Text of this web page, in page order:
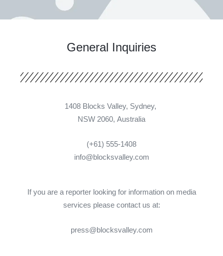
General Inquiries​
1408 Blocks Valley, Sydney,
NSW 2060, Australia
(+61) 555-1408
info@blocksvalley.com
If you are a reporter looking for information on media
services please contact us at:
press@blocksvalley.com